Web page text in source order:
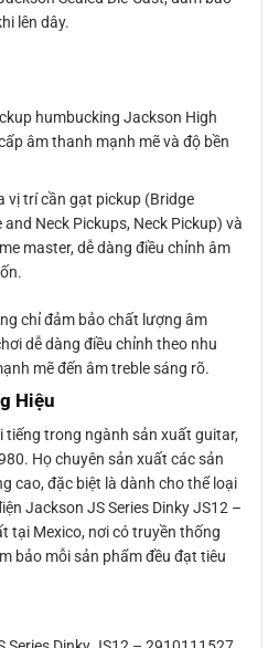
lên dây.
humbucking Jackson High
âm thanh mạnh mẽ và độ bền
vị trí cần gạt pickup (Bridge
and Neck Pickups, Neck Pickup) và
master, dễ dàng điều chỉnh âm
chỉ đảm bảo chất lượng âm
dễ dàng điều chỉnh theo nhu
mẽ đến âm treble sáng rõ.
Hiệu
trong ngành sản xuất guitar,
Họ chuyên sản xuất các sản
cao, đặc biệt là dành cho thể loại
Jackson JS Series Dinky JS12 –
tại Mexico, nơi có truyền thống
bảo mỗi sản phẩm đều đạt tiêu